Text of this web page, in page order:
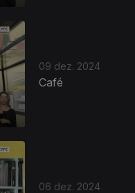
09 dez. 2024
Café
06 dez. 2024